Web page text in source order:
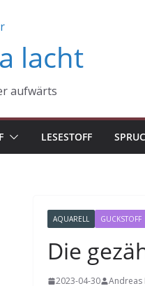
lacht
aufwärts
LESESTOFF
AQUARELL GUCKSTOFF
Die
2023-04-30 Andreas